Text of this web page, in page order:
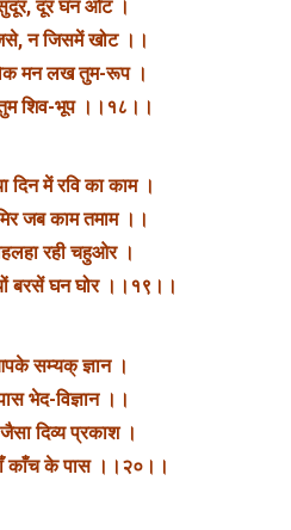
दूर घन ओट ।
न जिसमें खोट ।।
मन लख तुम-रूप ।
शिव-भूप ।।१८।।
दिन में रवि का काम ।
जब काम तमाम ।।
रही चहुओर ।
बरसें घन घोर ।।१९।।
सम्यक् ज्ञान ।
भेद-विज्ञान ।।
दिव्य प्रकाश ।
काँच के पास ।।२०।।